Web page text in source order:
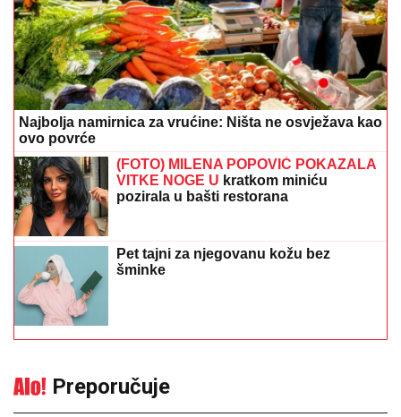
Najbolja namirnica za vrućine: Ništa ne osvježava kao
ovo povrće
(FOTO) MILENA POPOVIĆ POKAZALA
VITKE NOGE U kratkom miniću
pozirala u bašti restorana
Pet tajni za njegovanu kožu bez
šminke
Preporučuje